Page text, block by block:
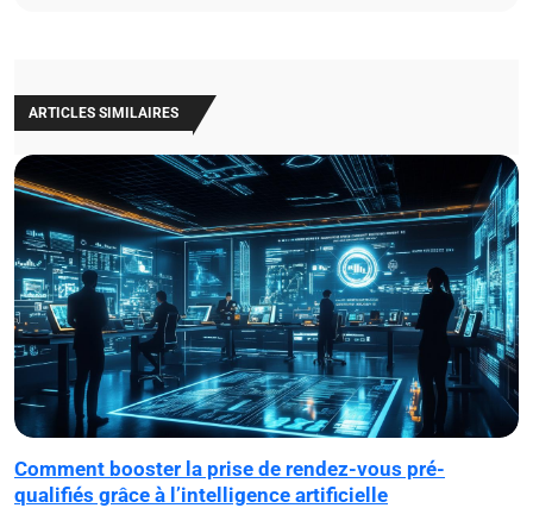
ARTICLES SIMILAIRES
Comment booster la prise de rendez-vous pré-
qualifiés grâce à l’intelligence artificielle